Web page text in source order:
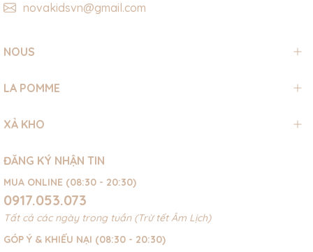
novakidsvn@gmail.com
NOUS
LA POMME
XẢ KHO
ĐĂNG KÝ NHẬN TIN
MUA ONLINE (08:30 - 20:30)
0917.053.073
Tất cả các ngày trong tuần (Trừ tết Âm Lịch)
GÓP Ý & KHIẾU NẠI (08:30 - 20:30)